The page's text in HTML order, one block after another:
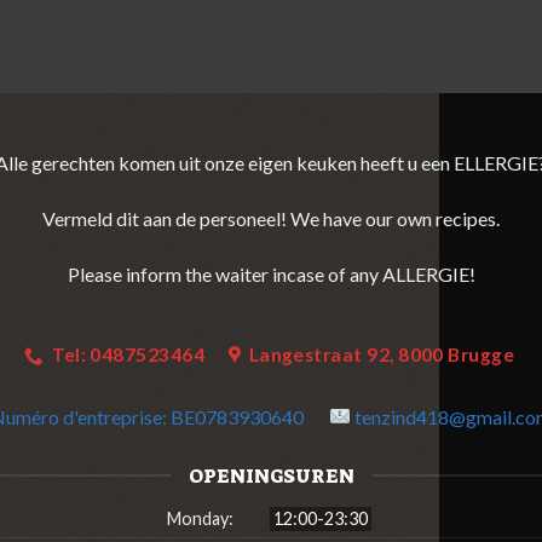
gerechten komen uit onze eigen keuken heeft u een
Vermeld dit aan de personeel! We have our own recipes.
Please inform the waiter incase of any ALLERGIE!
Tel: 0487523464 Langestraat 92, 8000 Brugge
d'entreprise: BE0783930640
OPENINGSUREN
Monday: 12:00-23:30